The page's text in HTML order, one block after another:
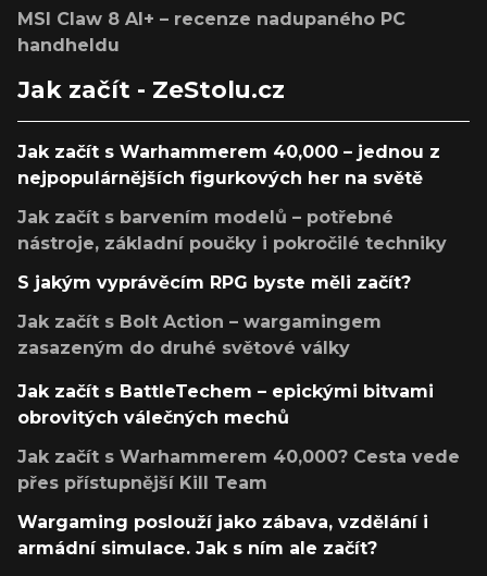
MSI Claw 8 AI+ – recenze nadupaného PC
handheldu
Jak začít - ZeStolu.cz
Jak začít s Warhammerem 40,000 – jednou z
nejpopulárnějších figurkových her na světě
Jak začít s barvením modelů – potřebné
nástroje, základní poučky i pokročilé techniky
S jakým vyprávěcím RPG byste měli začít?
Jak začít s Bolt Action – wargamingem
zasazeným do druhé světové války
Jak začít s BattleTechem – epickými bitvami
obrovitých válečných mechů
Jak začít s Warhammerem 40,000? Cesta vede
přes přístupnější Kill Team
Wargaming poslouží jako zábava, vzdělání i
armádní simulace. Jak s ním ale začít?